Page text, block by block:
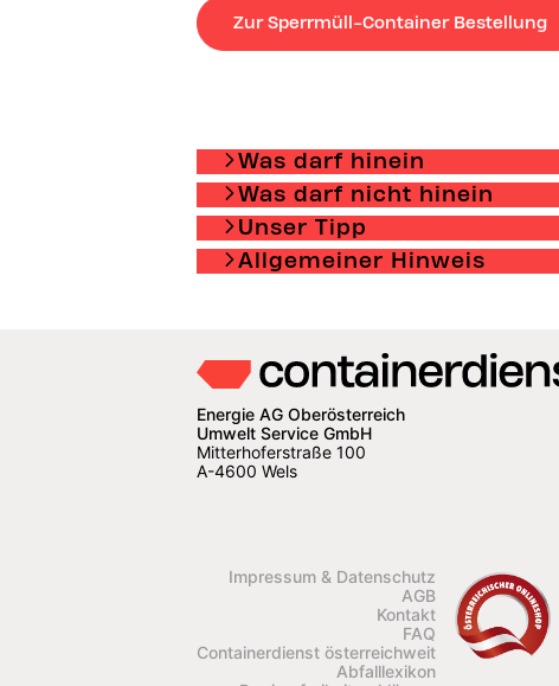
Zur Sperrmüll-Container Bestellung
Was darf hinein
Was darf nicht hinein
Unser Tipp
Allgemeiner Hinweis
Energie AG Oberösterreich
Umwelt Service GmbH
Mitterhoferstraße 100
A-4600 Wels
Impressum & Datenschutz
AGB
Kontakt
FAQ
Containerdienst österreichweit
Abfalllexikon